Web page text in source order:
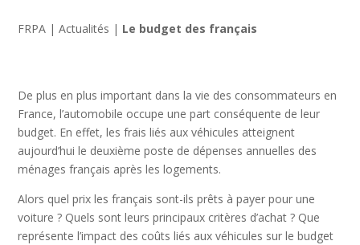
FRPA |Actualités | Le budget des français
De plus en plus important dans la vie des consommateurs en
France, l’automobile occupe une part conséquente de leur
budget. En effet, les frais liés aux véhicules atteignent
aujourd’hui le deuxième poste de dépenses annuelles des
ménages français après les logements.
Alors quel prix les français sont-ils prêts à payer pour une
voiture ? Quels sont leurs principaux critères d’achat ? Que
représente l’impact des coûts liés aux véhicules sur le budget